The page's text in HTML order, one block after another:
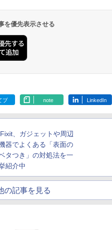
を優先表示させる
ブ note LinkedIn
、ガジェットや周辺
器でよくある「表面の
タつき」の対処法を一
紹介中
の記事を見る